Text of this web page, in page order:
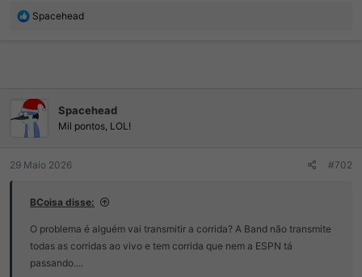
R
s
:
Spacehead
Spacehead
Mil pontos, LOL!
29 Maio 2026 #702
BCoisa disse:
O problema é alguém vai transmitir a corrida? A Band não transmite
todas as corridas ao vivo e tem corrida que nem a ESPN tá
passando....